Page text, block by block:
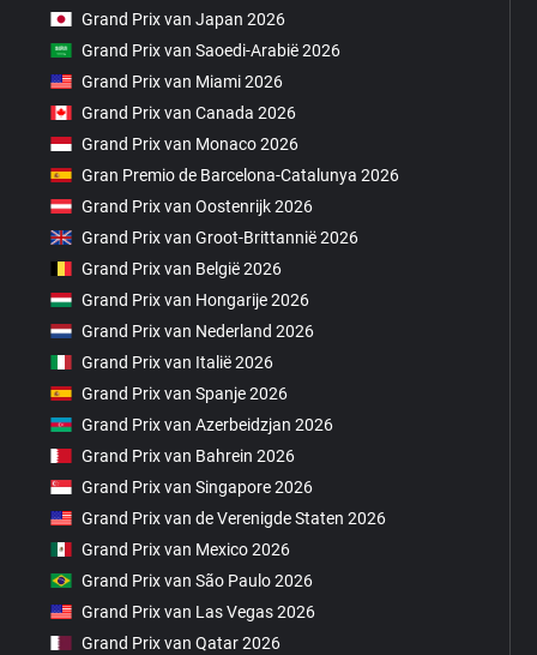
Grand Prix van Japan 2026
Grand Prix van Saoedi-Arabië 2026
Grand Prix van Miami 2026
Grand Prix van Canada 2026
Grand Prix van Monaco 2026
Gran Premio de Barcelona-Catalunya 2026
Grand Prix van Oostenrijk 2026
Grand Prix van Groot-Brittannië 2026
Grand Prix van België 2026
Grand Prix van Hongarije 2026
Grand Prix van Nederland 2026
Grand Prix van Italië 2026
Grand Prix van Spanje 2026
Grand Prix van Azerbeidzjan 2026
Grand Prix van Bahrein 2026
Grand Prix van Singapore 2026
Grand Prix van de Verenigde Staten 2026
Grand Prix van Mexico 2026
Grand Prix van São Paulo 2026
Grand Prix van Las Vegas 2026
Grand Prix van Qatar 2026